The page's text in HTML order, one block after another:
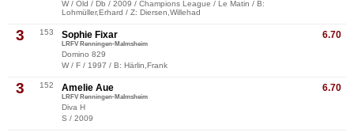
W / Old / Db / 2009 / Champions League / Le Matin / B:
Lohmüller,Erhard / Z: Diersen,Willehad
3 153 6.70
Sophie Fixar
LRFV Renningen-Malmsheim
Domino 829
W / F / 1997 / B: Härlin,Frank
3 152 6.70
Amelie Aue
LRFV Renningen-Malmsheim
Diva H
S / 2009